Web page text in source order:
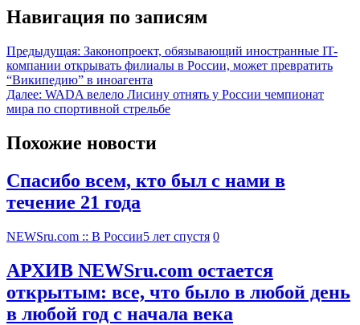
Навигация по записям
Предыдущая: Законопроект, обязывающий иностранные IT-
компании открывать филиалы в России, может превратить
“Википедию” в иноагента
Далее: WADA велело Лисину отнять у России чемпионат
мира по спортивной стрельбе
Похожие новости
Спасибо всем, кто был с нами в
течение 21 года
NEWSru.com :: В России5 лет спустя 0
АРХИВ NEWSru.com остается
открытым: все, что было в любой день
в любой год с начала века